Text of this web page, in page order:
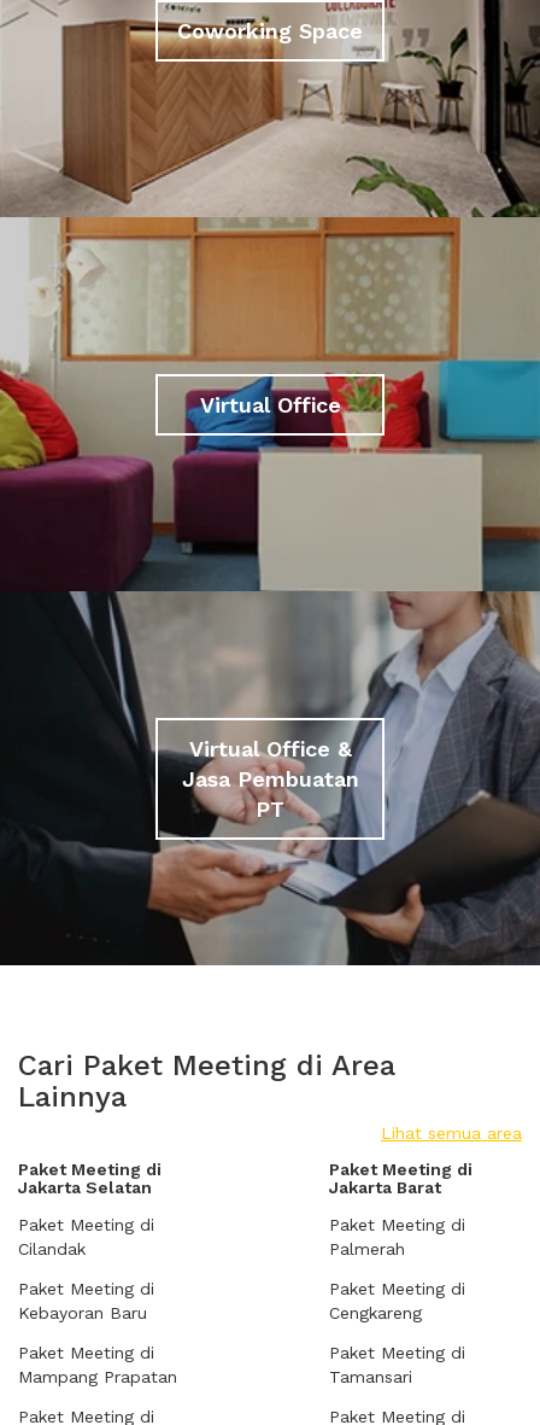
Coworking Space
Virtual Office
Virtual Office &
Jasa Pembuatan
PT
Cari Paket Meeting di Area
Lainnya
Lihat semua area
Paket Meeting di
Jakarta Selatan
Paket Meeting di
Cilandak
Paket Meeting di
Kebayoran Baru
Paket Meeting di
Mampang Prapatan
Paket Meeting di
Paket Meeting di
Jakarta Barat
Paket Meeting di
Palmerah
Paket Meeting di
Cengkareng
Paket Meeting di
Tamansari
Paket Meeting di